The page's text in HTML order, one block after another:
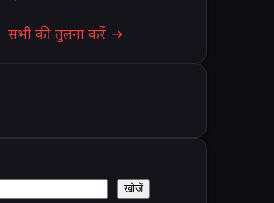
सभी की तुलना करें →
खोजें